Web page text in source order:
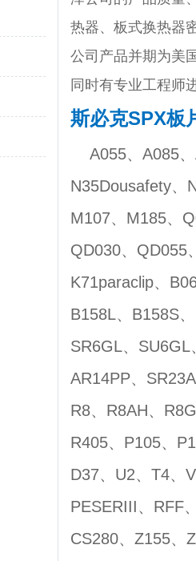
热器、板式换热器
公司产品并期为美
同时有专业工程师
斯必克SPX板
A055、A085
N35Dousafety、
M107、M185、
QD030、QD055
K71paraclip、
B158L、B158S
SR6GL、SU6GL
AR14PP、
R8、R8AH、
R405、P105、
D37、U2、T4、
PESERIII、RFF
CS280、Z155、